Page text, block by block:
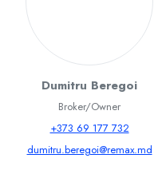
Dumitru Beregoi
Broker/Owner
+373 69 177 732
dumitru.beregoi@remax.md